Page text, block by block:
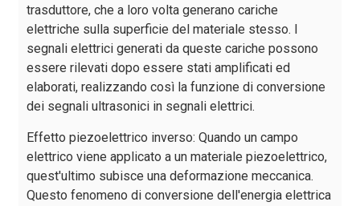
trasduttore, che a loro volta generano cariche
elettriche sulla superficie del materiale stesso. I
segnali elettrici generati da queste cariche possono
essere rilevati dopo essere stati amplificati ed
elaborati, realizzando così la funzione di conversione
dei segnali ultrasonici in segnali elettrici.
Effetto piezoelettrico inverso: Quando un campo
elettrico viene applicato a un materiale piezoelettrico,
quest'ultimo subisce una deformazione meccanica.
Questo fenomeno di conversione dell'energia elettrica